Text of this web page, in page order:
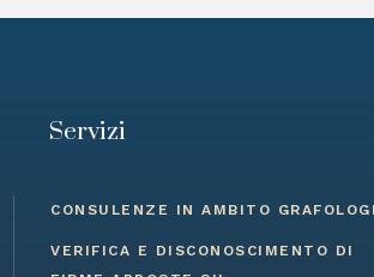
Servizi
CONSULENZE IN AMBITO
VERIFICA E DISCONOSCIMENTO DI